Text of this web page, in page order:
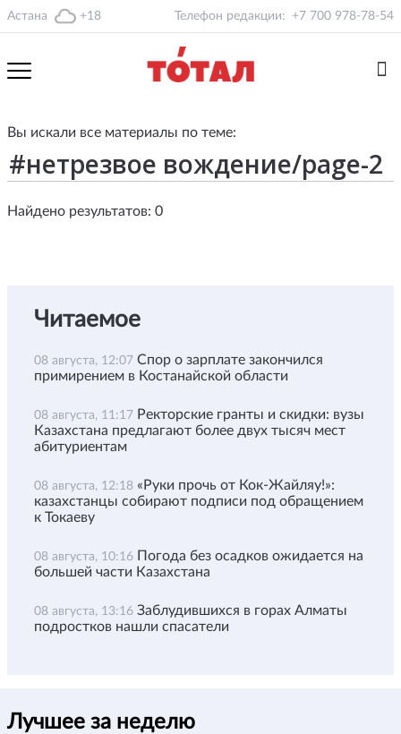
Астана +18 Телефон редакции: +7 700 978-78-54
Вы искали все материалы по теме:
Найдено результатов: 0
Читаемое
08 августа, 12:07 Спор о зарплате закончился
примирением в Костанайской области
08 августа, 11:17 Ректорские гранты и скидки: вузы
Казахстана предлагают более двух тысяч мест
абитуриентам
08 августа, 12:18 «Руки прочь от Кок-Жайляу!»:
казахстанцы собирают подписи под обращением
к Токаеву
08 августа, 10:16 Погода без осадков ожидается на
большей части Казахстана
08 августа, 13:16 Заблудившихся в горах Алматы
подростков нашли спасатели
Лучшее за неделю